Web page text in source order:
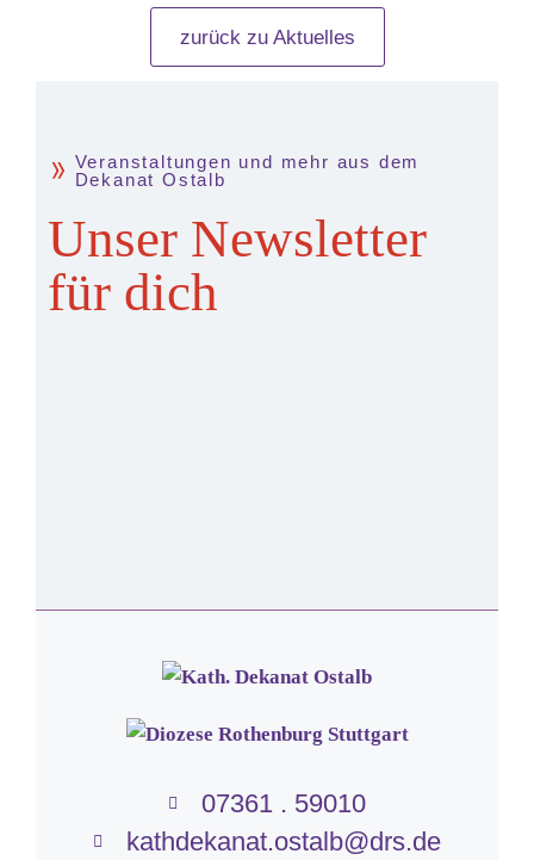
zurück zu Aktuelles
Veranstaltungen und mehr aus dem
Dekanat Ostalb
Unser Newsletter
für dich
07361 . 59010
kathdekanat.ostalb@drs.de